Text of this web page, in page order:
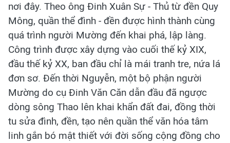
nơi đây. Theo ông Đinh Xuân Sự - Thủ từ đền Quy
Mông, quần thể đình - đền được hình thành cùng
quá trình người Mường đến khai phá, lập làng.
Công trình được xây dựng vào cuối thế kỷ XIX,
đầu thế kỷ XX, ban đầu chỉ là mái tranh tre, nứa lá
đơn sơ. Đến thời Nguyễn, một bộ phận người
Mường do cụ Đinh Văn Căn dẫn đầu đã ngược
dòng sông Thao lên khai khẩn đất đai, đồng thời
tu sửa đình, đền, tạo nên quần thể văn hóa tâm
linh gắn bó mật thiết với đời sống cộng đồng cho